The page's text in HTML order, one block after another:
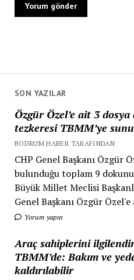
SON YAZILAR
Özgür Özel’e ait 3
tezkeresi TBMM’ye
BODRUM HABER TARAFINDAN
CHP Genel Başkanı Özgür
bulunduğu toplam 9
Büyük Millet Meclisi
Genel Başkanı Özgür Özel'e
Yorum yapın
Araç sahiplerini
TBMM’de: Bakım ve
kaldırılabilir